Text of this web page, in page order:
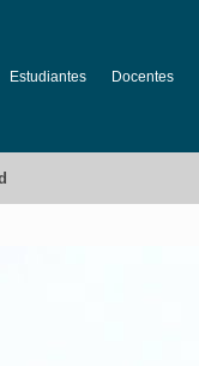
Estudiantes Docentes